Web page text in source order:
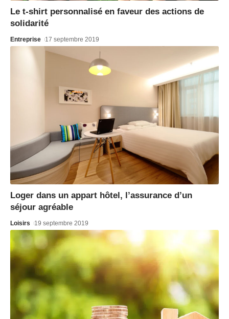
Le t-shirt personnalisé en faveur des actions de
solidarité
Entreprise 17 septembre 2019
Loger dans un appart hôtel, l’assurance d’un
séjour agréable
Loisirs 19 septembre 2019